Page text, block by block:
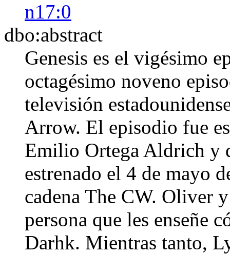
n17:0
dbo:abstract
Genesis​ es el vigésimo
octagésimo noveno
televisión
Arrow. El episodio fue
Emilio Ortega Aldrich y
estrenado el 4 de mayo
cadena The CW.​ Oliver
persona que les enseñe
Darhk. Mientras tanto,